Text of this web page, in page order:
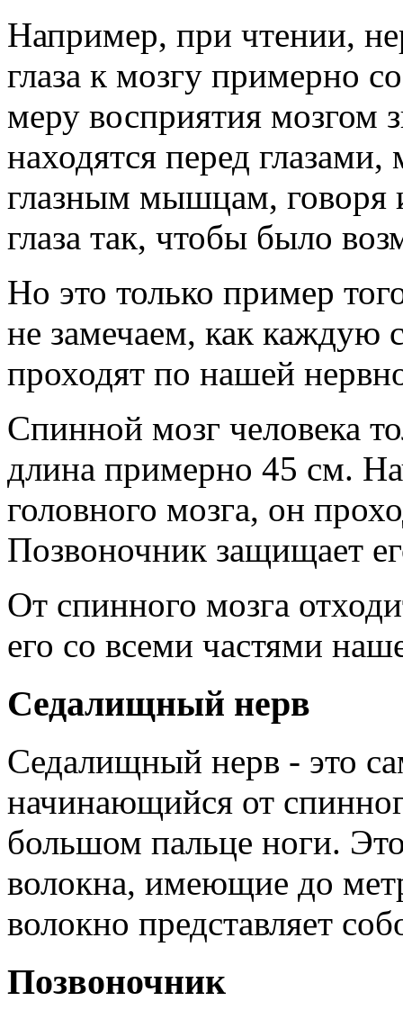
Например, при чтении,
глаза к мозгу примерно
меру восприятия мозгом
находятся перед
глазным мышцам, говоря
глаза так, чтобы было
Но это только пример
не замечаем, как каждую
проходят по нашей
Спинной мозг человека
длина примерно 45 см.
головного мозга, он
Позвоночник защищает
От спинного мозга
его со всеми частями
Седалищный нерв
Седалищный нерв - это
начинающийся от
большом пальце ноги.
волокна, имеющие до
волокно представляет
Позвоночник